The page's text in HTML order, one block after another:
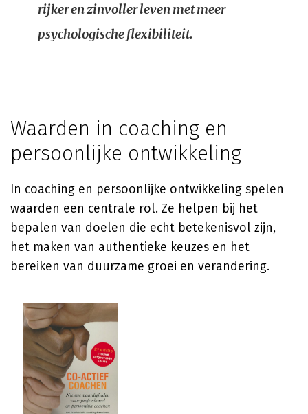
rijker en zinvoller leven met meer
psychologische flexibiliteit.
Waarden in coaching en
persoonlijke ontwikkeling
In coaching en persoonlijke ontwikkeling spelen
waarden een centrale rol. Ze helpen bij het
bepalen van doelen die echt betekenisvol zijn,
het maken van authentieke keuzes en het
bereiken van duurzame groei en verandering.